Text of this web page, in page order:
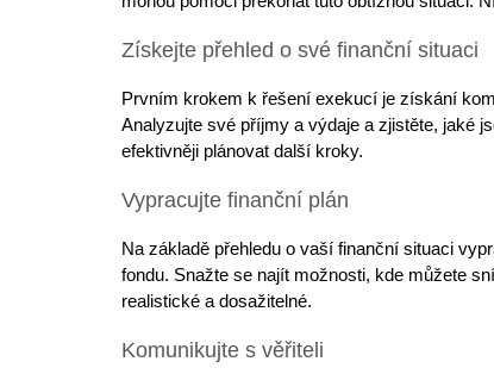
Získejte přehled o své finanční situaci
Prvním krokem k řešení exekucí je získání
Analyzujte své příjmy a výdaje a zjistěte, jaké
efektivněji plánovat další kroky.
Vypracujte finanční plán
Na základě přehledu o vaší finanční situaci
fondu. Snažte se najít možnosti, kde můžete
realistické a dosažitelné.
Komunikujte s věřiteli